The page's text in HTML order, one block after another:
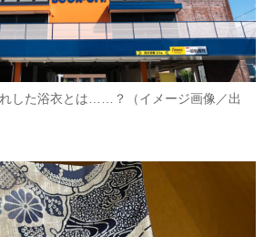
した浴衣とは……？（イメージ画像／出